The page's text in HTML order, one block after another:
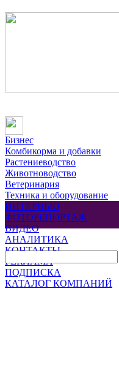
Бизнес
Комбикорма и добавки
Растениеводство
Животноводство
Ветеринария
Техника и оборудование
ИНТЕРВЬЮ
ФОТОРЕПОРТАЖ
ВИДЕО
АНАЛИТИКА
КОНТАКТЫ
РЕКЛАМА
ПОДПИСКА
КАТАЛОГ КОМПАНИЙ